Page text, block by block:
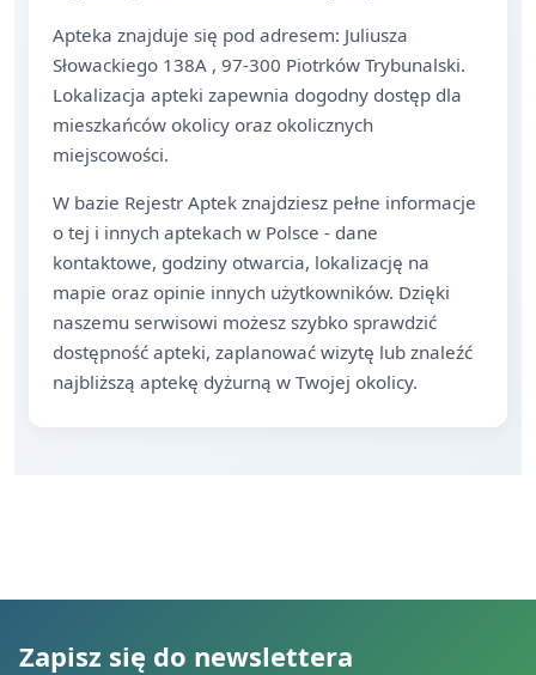
Apteka znajduje się pod adresem: Juliusza
Słowackiego 138A , 97-300 Piotrków Trybunalski.
Lokalizacja apteki zapewnia dogodny dostęp dla
mieszkańców okolicy oraz okolicznych
miejscowości.
W bazie Rejestr Aptek znajdziesz pełne informacje
o tej i innych aptekach w Polsce - dane
kontaktowe, godziny otwarcia, lokalizację na
mapie oraz opinie innych użytkowników. Dzięki
naszemu serwisowi możesz szybko sprawdzić
dostępność apteki, zaplanować wizytę lub znaleźć
najbliższą aptekę dyżurną w Twojej okolicy.
Zapisz się do newslettera